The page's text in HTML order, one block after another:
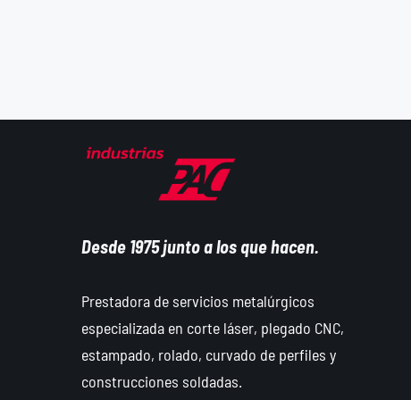
Desde 1975 junto a los que hacen.
Prestadora de servicios metalúrgicos
especializada en corte láser, plegado CNC,
estampado, rolado, curvado de perfiles y
construcciones soldadas.